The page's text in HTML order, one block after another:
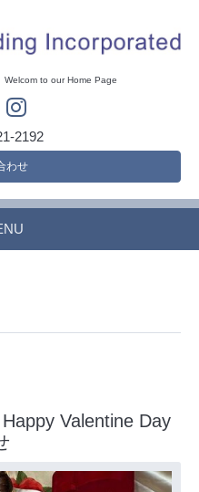
to our Home Page
2192
わせ
Valentine Day